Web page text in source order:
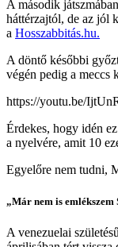
A második
háttérzajtól, de az jól
a Hosszabbitás.hu.
A döntő későbbi
végén pedig a meccs
https://youtu.be/
Érdekes, hogy idén
a nyelvére, amit 10
Egyelőre nem tudni,
„Már nem is emlékszem
A venezuelai